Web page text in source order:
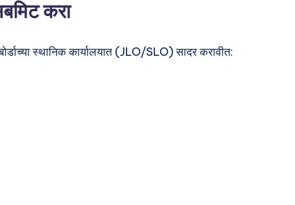
करा
स्थानिक कार्यालयात (JLO/SLO) सादर करावीत: